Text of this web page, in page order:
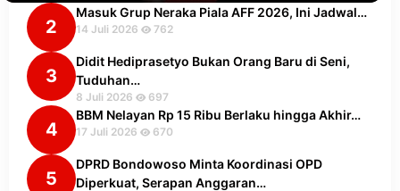
2
Masuk Grup Neraka Piala AFF 2026, Ini Jadwal…
14 Juli 2026 762
3
Didit Hediprasetyo Bukan Orang Baru di Seni,
Tuduhan…
8 Juli 2026 697
4
BBM Nelayan Rp 15 Ribu Berlaku hingga Akhir…
17 Juli 2026 670
5
DPRD Bondowoso Minta Koordinasi OPD
Diperkuat, Serapan Anggaran…